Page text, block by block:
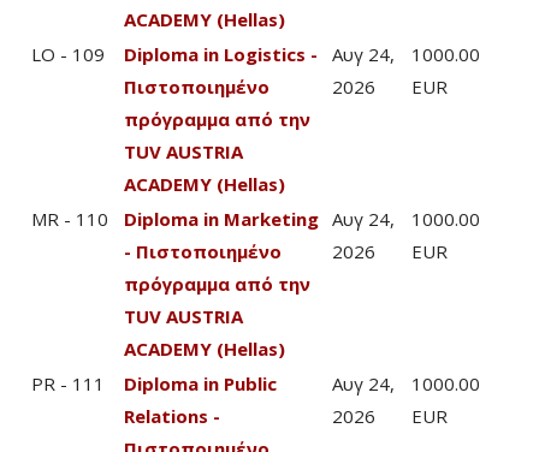
ACADEMY (Hellas)
LO - 109
Diploma in Logistics -
Πιστοποιημένο
πρόγραμμα από την
TUV AUSTRIA
ACADEMY (Hellas)
Αυγ 24,
2026
1000.00
EUR
MR - 110
Diploma in Marketing
- Πιστοποιημένο
πρόγραμμα από την
TUV AUSTRIA
ACADEMY (Hellas)
Αυγ 24,
2026
1000.00
EUR
PR - 111
Diploma in Public
Relations -
Αυγ 24,
2026
1000.00
EUR